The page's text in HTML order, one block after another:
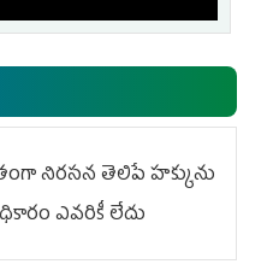
నిరసన తెలిపే హక్కును
ఎవరికీ లేదు